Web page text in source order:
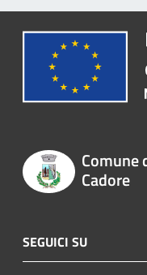
Comune
Cadore
SEGUICI SU